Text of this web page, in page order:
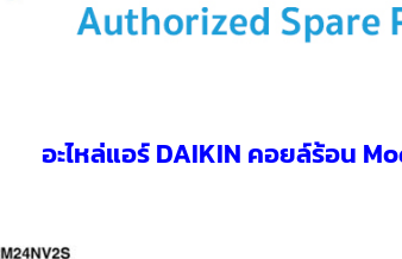
อะไหล่แอร์ DAIKIN คอยล์ร้อน